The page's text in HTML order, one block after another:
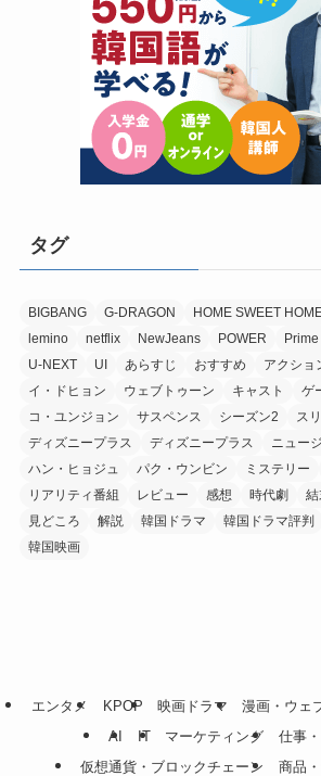
タグ
BIGBANG G-DRAGON HOME SWEET
lemino
netflix NewJeans POWER
U-NEXT
UI あらすじ おすすめ アクショ
イ・ドヒョン
ウェブトゥーン キャスト
ゲ
コ・ユンジョン
サスペンス シーズン2
ス
ディズニープラス
ディズニープラス ニュー
ハン・ヒョジュ
パク・ウンビン ミステリー
リアリティ番組
レビュー 感想 時代劇
見どころ
解説 韓国ドラマ 韓国ドラマ評判
韓国映画
エンタメ KPOP 映画ドラマ 漫画・ウェ
AI
IT マーケティング
仕事
仮想通貨・ブロックチェーン
商品